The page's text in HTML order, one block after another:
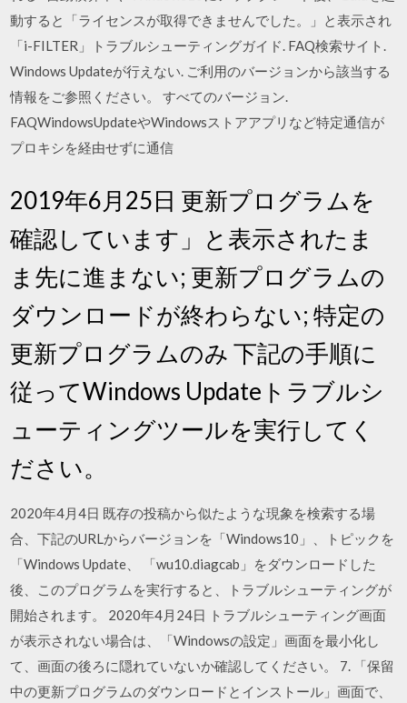
動すると「ライセンスが取得できませんでした。」と表示され
「i-FILTER」トラブルシューティングガイド. FAQ検索サイト.
Windows Updateが行えない. ご利用のバージョンから該当する
情報をご参照ください。 すべてのバージョン.
FAQWindowsUpdateやWindowsストアアプリなど特定通信が
プロキシを経由せずに通信
2019年6月25日 更新プログラムを
確認しています」と表示されたま
ま先に進まない; 更新プログラムの
ダウンロードが終わらない; 特定の
更新プログラムのみ 下記の手順に
従ってWindows Updateトラブルシ
ューティングツールを実行してく
ださい。
2020年4月4日 既存の投稿から似たような現象を検索する場
合、下記のURLからバージョンを「Windows10」、トピックを
「Windows Update、 「wu10.diagcab」をダウンロードした
後、このプログラムを実行すると、トラブルシューティングが
開始されます。 2020年4月24日 トラブルシューティング画面
が表示されない場合は、「Windowsの設定」画面を最小化し
て、画面の後ろに隠れていないか確認してください。 7. 「保留
中の更新プログラムのダウンロードとインストール」画面で、